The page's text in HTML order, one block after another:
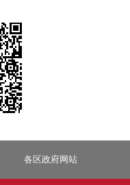
各区政府网站